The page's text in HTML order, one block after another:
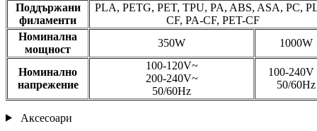
Поддържани
филаменти
PLA, PETG, PET, TPU, PA, ABS, ASA, PC,
CF, PA-CF, PET-CF
Номинална
мощност
350W 1000W
Номинално
напрежение
100-120V~
200-240V~
50/60Hz
100-240V
50/60Hz
Аксесоари